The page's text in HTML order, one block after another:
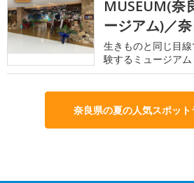
MUSEUM(奈
ージアム)／
生きものと同じ目
験するミュージアム
奈良県の夏の人気スポッ